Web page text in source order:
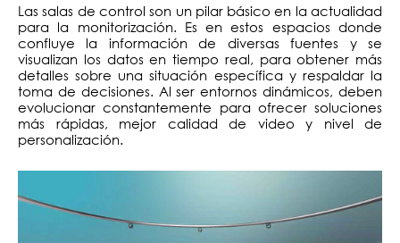
Las salas de control son un pilar básico en la actualidad
para la monitorización. Es en estos espacios donde
confluye la información de diversas fuentes y se
visualizan los datos en tiempo real, para obtener más
detalles sobre una situación específica y respaldar la
toma de decisiones. Al ser entornos dinámicos, deben
evolucionar constantemente para ofrecer soluciones
más rápidas, mejor calidad de video y nivel de
personalización.